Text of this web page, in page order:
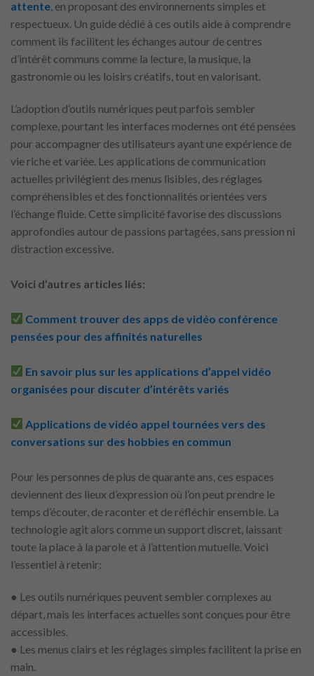
attente, en proposant des environnements simples et
respectueux. Un guide dédié à ces outils aide à comprendre
comment ils facilitent les échanges autour de centres
d’intérêt communs comme la lecture, la musique, la
gastronomie ou les loisirs créatifs, tout en valorisant.
L’adoption d’outils numériques peut parfois sembler
complexe, pourtant les interfaces modernes ont été pensées
pour accompagner des utilisateurs ayant une expérience de
vie riche et variée. Les applications de communication
actuelles privilégient des menus lisibles, des réglages
compréhensibles et des fonctionnalités orientées vers
l’échange fluide. Cette simplicité favorise des discussions
approfondies autour de passions partagées, sans pression ni
distraction excessive.
Voici d’autres articles liés:
Comment trouver des apps de vidéo conférence
pensées pour des affinités naturelles
En savoir plus sur les applications d’appel vidéo
organisées pour discuter d’intérêts variés
Applications de vidéo appel tournées vers des
conversations sur des hobbies en commun
Pour les personnes de plus de quarante ans, ces espaces
deviennent des lieux d’expression où l’on peut prendre le
temps d’écouter, de raconter et de réfléchir ensemble. La
technologie agit alors comme un support discret, laissant
toute la place à la parole et à l’attention mutuelle. Voici
l’essentiel à retenir:
● Les outils numériques peuvent sembler complexes au
départ, mais les interfaces actuelles sont conçues pour être
accessibles.
● Les menus clairs et les réglages simples facilitent la prise en
main.